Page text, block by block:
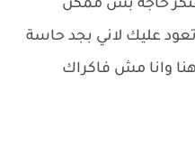
حاجة بس ممكن
عليك لاني بجد حاسة
وانا مش فاكراك